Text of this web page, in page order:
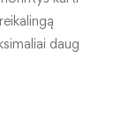
daug